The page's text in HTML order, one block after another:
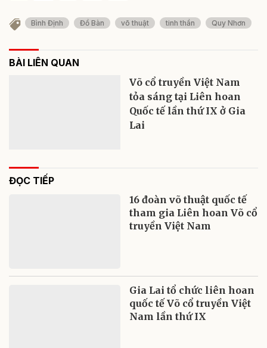
Bình Định Đồ Bàn võ thuật tinh thần Quy Nhơn
BÀI LIÊN QUAN
Võ cổ truyền Việt Nam
tỏa sáng tại Liên hoan
Quốc tế lần thứ IX ở Gia
Lai
ĐỌC TIẾP
16 đoàn võ thuật quốc tế
tham gia Liên hoan Võ cổ
truyền Việt Nam
Gia Lai tổ chức liên hoan
quốc tế Võ cổ truyền Việt
Nam lần thứ IX